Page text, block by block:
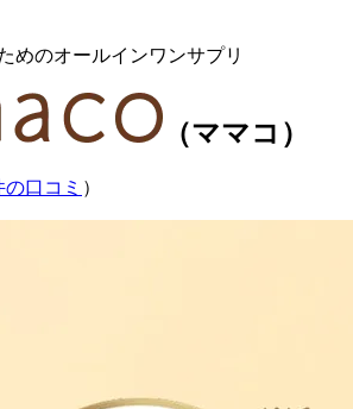
めのオールインワンサプリ
（ママコ）
の口コミ ）